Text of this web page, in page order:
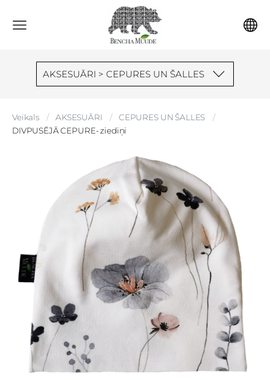
AKSESUĀRI > CEPURES UN ŠALLES
Veikals AKSESUĀRI
CEPURES UN ŠALLES
DIVPUSĒJĀ CEPURE- ziediņi